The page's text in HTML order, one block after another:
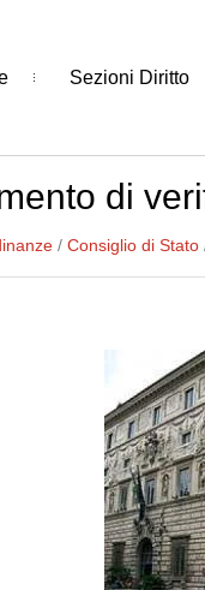
Sezioni Diritto
di
/ Consiglio di Stato